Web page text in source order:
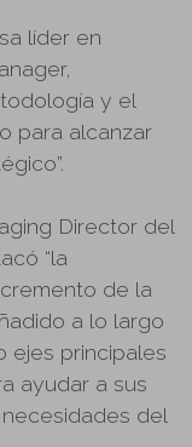
líder en
y el
para alcanzar
Director del
“la
de la
a lo largo
ejes principales
ayudar a sus
del